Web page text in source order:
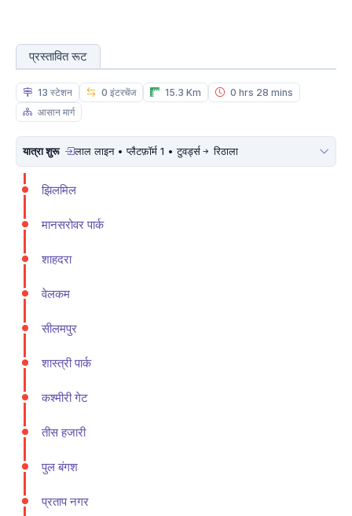
प्रस्तावित रूट
13 स्टेशन 0 इंटरचेंज 15.3 Km
0 hrs 28 mins
आसान मार्ग
यात्रा शुरू लाल लाइन • प्लैटफ़ॉर्म 1 • टुवर्ड्स रिठाला
झिलमिल
मानसरोवर पार्क
शाहदरा
वेलकम
सीलमपुर
शास्त्री पार्क
कश्मीरी गेट
तीस हजारी
पुल बंगश
प्रताप नगर